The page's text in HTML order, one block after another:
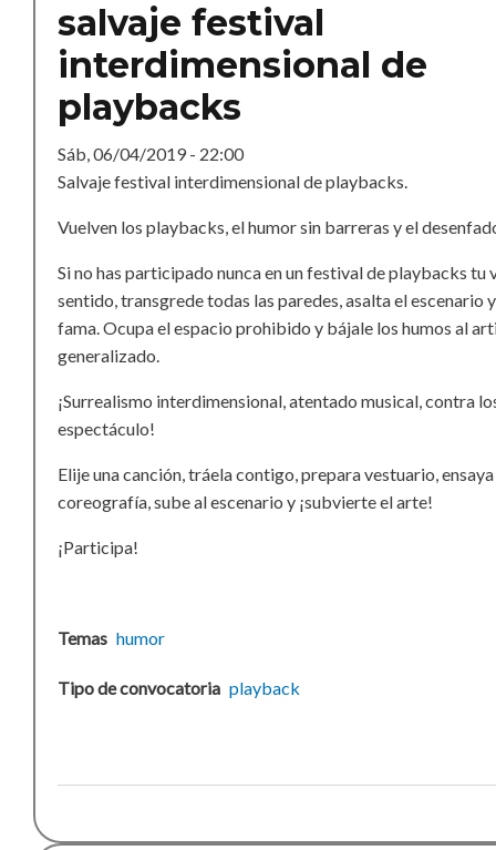
salvaje festival
interdimensional de
playbacks
Sáb, 06/04/2019 - 22:00
Salvaje festival interdimensional de playbacks.
Vuelven los playbacks, el humor sin barreras y el
Si no has participado nunca en un festival de playbacks tu
sentido, transgrede todas las paredes, asalta el escenario
fama. Ocupa el espacio prohibido y bájale los humos al
generalizado.
¡Surrealismo interdimensional, atentado musical, contra
espectáculo!
Elije una canción, tráela contigo, prepara vestuario,
coreografía, sube al escenario y ¡subvierte el arte!
¡Participa!
Temas humor
Tipo de convocatoria playback